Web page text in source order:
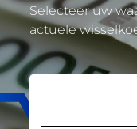
Selecteer uw
actuele